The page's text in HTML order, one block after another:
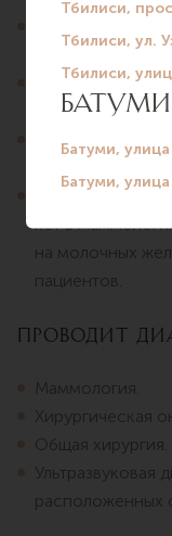
городской
2002–2022 —
центр, ведущий
2023 —
Общий
лет в
на молочных
пациентов.
Проводит
Маммология.
Хирургическая
Общая хирургия.
Ультразвуковая
расположенных